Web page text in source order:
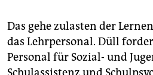
Das gehe zulasten der
das Lehrpersonal. Düll
Personal für Sozial- und